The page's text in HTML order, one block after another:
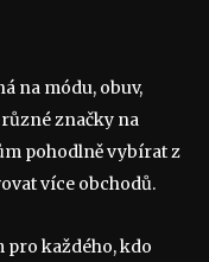
na módu, obuv,
značky na
pohodlně vybírat z
více obchodů.
pro každého, kdo